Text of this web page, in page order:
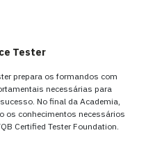
Tester
prepara os formandos com
necessárias para
No final da Academia,
os conhecimentos necessários
Certified Tester Foundation.